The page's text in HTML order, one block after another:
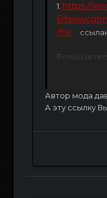
1. https://
/file
Большая
Заранее
праздников
настроения
Автор мода
А эту ссылку